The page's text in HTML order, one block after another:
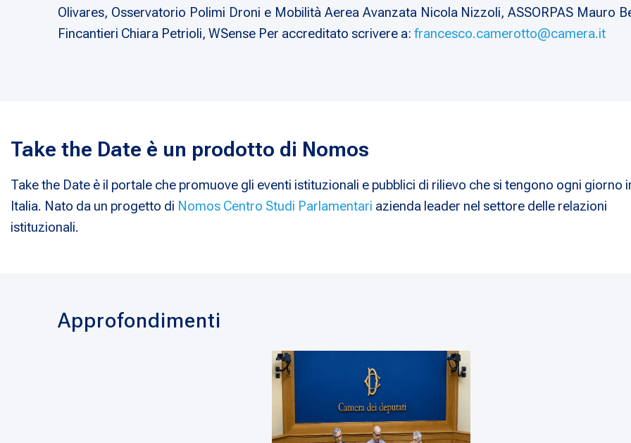
Olivares, Osservatorio Polimi Droni e Mobilità Aerea Avanzata Nicola Nizzoli, ASSORPAS Mauro
Fincantieri Chiara Petrioli, WSense Per accreditato scrivere a:francesco.camerotto@camera.it
Take the Date è un prodotto di Nomos
Take the Date è il portale che promuove gli eventi istituzionali e pubblici di rilievo che si tengono ogni giorno
Italia. Nato da un progetto di Nomos Centro Studi Parlamentari azienda leader nel settore delle relazioni
istituzionali.
Approfondimenti